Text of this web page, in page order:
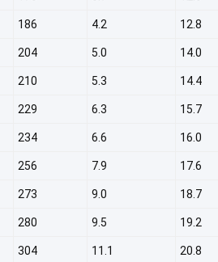
186 4.2 12.8
204 5.0 14.0
210 5.3 14.4
229 6.3 15.7
234 6.6 16.0
256 7.9 17.6
273 9.0 18.7
280 9.5 19.2
304 11.1 20.8